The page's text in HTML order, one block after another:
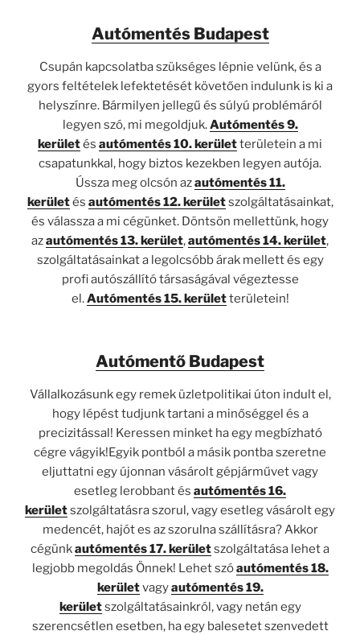
Autómentés Budapest
Csupán kapcsolatba szükséges lépnie velünk, és a
gyors feltételek lefektetését követően indulunk is ki a
helyszínre. Bármilyen jellegű és súlyú problémáról
legyen szó, mi megoldjuk.Autómentés 9.
kerületés autómentés 10. kerületterületein a mi
csapatunkkal, hogy biztos kezekben legyen autója.
Ússza meg olcsón azautómentés 11.
kerületés autómentés 12. kerületszolgáltatásainkat,
és válassza a mi cégünket. Döntsön mellettünk, hogy
azautómentés 13. kerület,autómentés 14. kerület,
szolgáltatásainkat a legolcsóbb árak mellett és egy
profi autószállító társaságával végeztesse
el.Autómentés 15. kerületterületein!
Autómentő Budapest
Vállalkozásunk egy remek üzletpolitikai úton indult el,
hogy lépést tudjunk tartani a minőséggel és a
precizitással! Keressen minket ha egy megbízható
cégre vágyik!Egyik pontból a másik pontba szeretne
eljuttatni egy újonnan vásárolt gépjárművet vagy
esetleg lerobbant és autómentés 16.
kerületszolgáltatásra szorul, vagy esetleg vásárolt egy
medencét, hajót es az szorulna szállításra? Akkor
cégünkautómentés 17. kerületszolgáltatása lehet a
legjobb megoldás Önnek! Lehet szóautómentés 18.
kerületvagyautómentés 19.
kerületszolgáltatásainkról, vagy netán egy
szerencsétlen esetben, ha egy balesetet szenvedett